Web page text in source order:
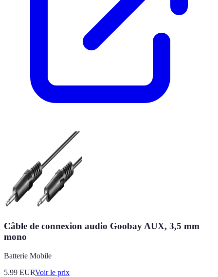
Câble de connexion audio Goobay AUX, 3,5 mm
mono
Batterie Mobile
5.99 EURVoir le prix